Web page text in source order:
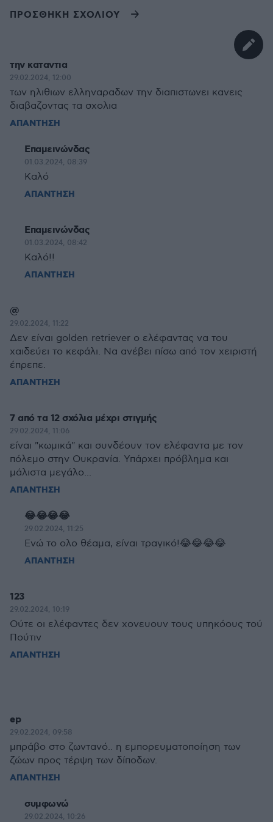
ΠΡΟΣΘΗΚΗ ΣΧΟΛΙΟΥ
την καταντια
29.02.2024, 12:00
των ηλιθιων ελληναραδων την διαπιστωνει κανεις
διαβαζοντας τα σχολια
ΑΠΑΝΤΗΣΗ
Επαμεινώνδας
01.03.2024, 08:39
Καλό
ΑΠΑΝΤΗΣΗ
Επαμεινώνδας
01.03.2024, 08:42
Καλό!!
ΑΠΑΝΤΗΣΗ
@
29.02.2024, 11:22
Δεν είναι golden retriever ο ελέφαντας να του
χαιδεύει το κεφάλι. Να ανέβει πίσω από τον χειριστή
έπρεπε.
ΑΠΑΝΤΗΣΗ
7 από τα 12 σχόλια μέχρι στιγμής
29.02.2024, 11:06
είναι "κωμικά" και συνδέουν τον ελέφαντα με τον
πόλεμο στην Ουκρανία. Υπάρχει πρόβλημα και
μάλιστα μεγάλο...
ΑΠΑΝΤΗΣΗ
😂😂😂😂
29.02.2024, 11:25
Ενώ το ολο θέαμα, είναι τραγικό!😂😂😂😂
ΑΠΑΝΤΗΣΗ
123
29.02.2024, 10:19
Ούτε οι ελέφαντες δεν χονευουν τους υπηκόους τού
Πούτιν
ΑΠΑΝΤΗΣΗ
ep
29.02.2024, 09:58
μπράβο στο ζωντανό.. η εμπορευματοποίηση των
ζώων προς τέρψη των δίποδων.
ΑΠΑΝΤΗΣΗ
συμφωνώ
29.02.2024, 10:26